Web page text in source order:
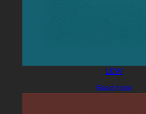
LKW
Read more